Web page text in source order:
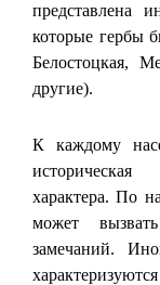
представлена
которые гербы
Белостоцкая,
другие).
К каждому
характера. По
может
замечаний.